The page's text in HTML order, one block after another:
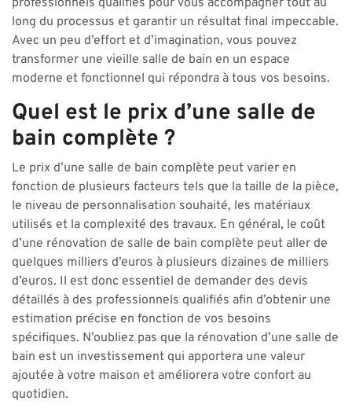
professionnels qualifiés pour vous accompagner tout au
long du processus et garantir un résultat final impeccable.
Avec un peu d’effort et d’imagination, vous pouvez
transformer une vieille salle de bain en un espace
moderne et fonctionnel qui répondra à tous vos besoins.
Quel est le prix d’une salle de
bain complète ?
Le prix d’une salle de bain complète peut varier en
fonction de plusieurs facteurs tels que la taille de la pièce,
le niveau de personnalisation souhaité, les matériaux
utilisés et la complexité des travaux. En général, le coût
d’une rénovation de salle de bain complète peut aller de
quelques milliers d’euros à plusieurs dizaines de milliers
d’euros. Il est donc essentiel de demander des devis
détaillés à des professionnels qualifiés afin d’obtenir une
estimation précise en fonction de vos besoins
spécifiques. N’oubliez pas que la rénovation d’une salle de
bain est un investissement qui apportera une valeur
ajoutée à votre maison et améliorera votre confort au
quotidien.